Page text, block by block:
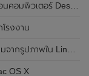
อมพิวเตอร์ Desktop
รงงาน
รูปภาพใน Line PC
OS X